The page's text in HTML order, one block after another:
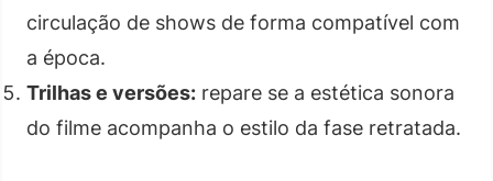
circulação de shows de forma compatível com
a época.
Trilhas e versões: repare se a estética sonora
do filme acompanha o estilo da fase retratada.